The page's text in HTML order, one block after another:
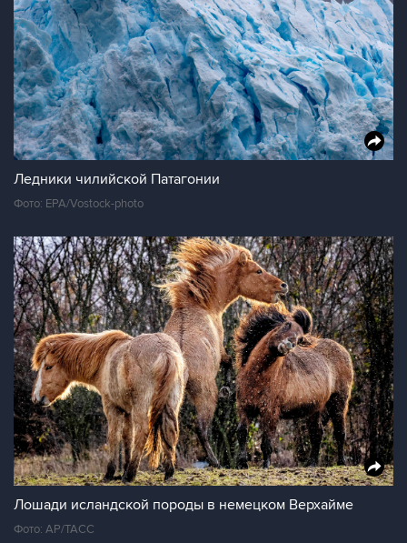
Ледники чилийской Патагонии
Фото: EPA/Vostock-photo
Лошади исландской породы в немецком Верхайме
Фото: AP/ТАСС